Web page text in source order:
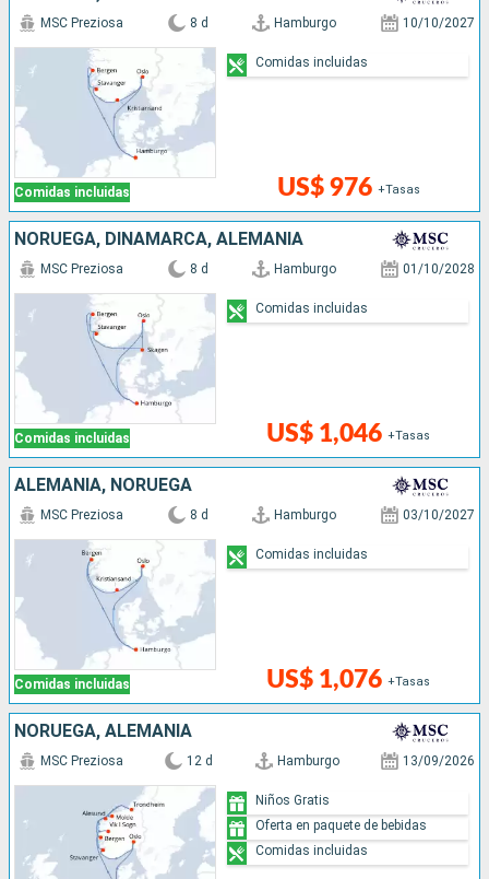
Comidas incluidas
MSC Preziosa 8 d Hamburgo 10/10/2027
US$ 976 +Tasas
Comidas incluidas
NORUEGA, DINAMARCA, ALEMANIA
Comidas incluidas
MSC Preziosa 8 d Hamburgo 01/10/2028
US$ 1,046 +Tasas
Comidas incluidas
ALEMANIA, NORUEGA
Comidas incluidas
MSC Preziosa 8 d Hamburgo 03/10/2027
US$ 1,076 +Tasas
Comidas incluidas
NORUEGA, ALEMANIA
MSC Preziosa 12 d Hamburgo 13/09/2026
Niños Gratis
Oferta en paquete de bebidas
Comidas incluidas